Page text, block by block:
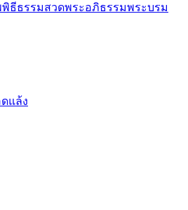
พิธีธรรมสวดพระอภิธรรมพระบรม
แล้ง